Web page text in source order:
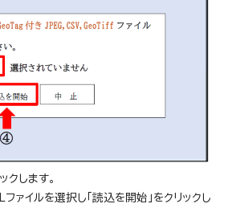
クします。
ァイルを選択し「読込を開始」をクリックし